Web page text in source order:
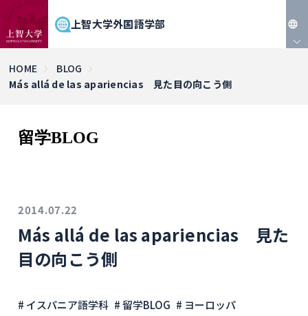
上智大学外国語学部
HOME
BLOG
Más allá de las apariencias 見た目の向こう側
留学BLOG
2014.07.22
Más allá de las apariencias 見た
目の向こう側
# イスパニア語学科 # 留学BLOG # ヨーロッパ